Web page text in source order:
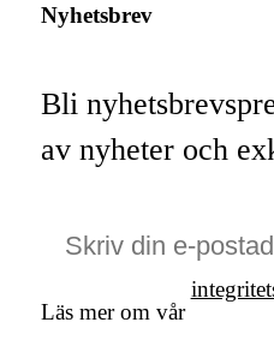
Nyhetsbrev
Bli
av nyheter och
Läs mer om vår